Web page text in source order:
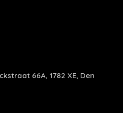
66A, 1782 XE, Den